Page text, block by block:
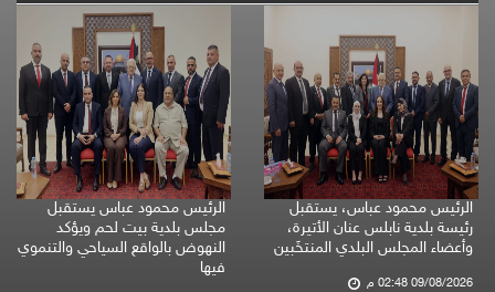
الرئيس محمود عباس، يستقبل
رئيسة بلدية نابلس عنان الأتيرة،
وأعضاء المجلس البلدي المنتخَبين
09/08/2026 02:48 م
الرئيس محمود عباس يستقبل
مجلس بلدية بيت لحم ويؤكد
النهوض بالواقع السياحي والتنموي
فيها